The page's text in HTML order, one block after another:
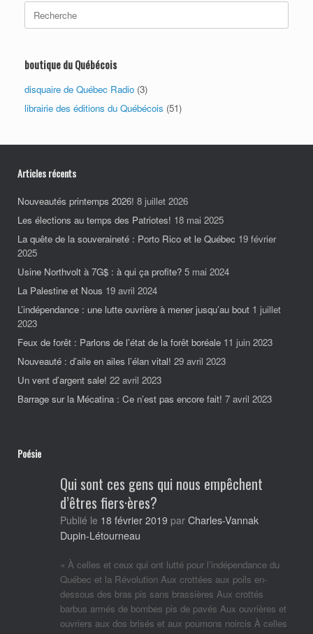
Search
for:
boutique du Québécois
disquaire de Québec Radio (3)
librairie des éditions du Québécois (51)
Articles récents
Nouveautés printemps 2026! 8 juillet 2026
Les élections au temps des Patriotes! 18 mai 2025
La quête de la souveraineté : Porto Rico et le Québec 19 février
2025
Usine Northvolt à 7G$ : à qui ça profite? 5 mai 2024
La Palestine et Nous 19 avril 2024
L’indépendance : une lutte ouvrière à mener jusqu’au bout 1 juillet
2023
Feux de forêt : Parlons de l’état de la forêt boréale 11 juin 2023
Nouveauté : d’aile en ailes l’élan vital! 29 avril 2023
Un vent d’argent sale! 22 avril 2023
Barrage sur la Mécatina : Ce n’est pas encore fait! 7 avril 2023
Poésie
Qui sont ces gens qui nous empêchent
d’êtres fiers·ères?
Publié le 18 février 2019 par Charles-Vannak
Dupin-Létourneau
« À celles et ceux qui ont lutté pour l’indépendance du
Québec et la Révolution Aux crottées aux poils en-
dessous des bras pis sans brassières Aux crottés
barbus armés de bombes pis de pavés Aux ouvrières et
ouvriers aux dos brisés et aux poumons noircis À celles